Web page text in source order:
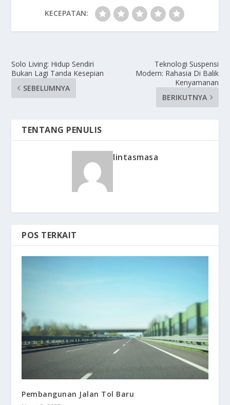
KECEPATAN:
Solo Living: Hidup Sendiri
Bukan Lagi Tanda Kesepian
SEBELUMNYA
Teknologi Suspensi
Modern: Rahasia Di Balik
Kenyamanan
BERIKUTNYA
TENTANG PENULIS
lintasmasa
POS TERKAIT
Pembangunan Jalan Tol Baru